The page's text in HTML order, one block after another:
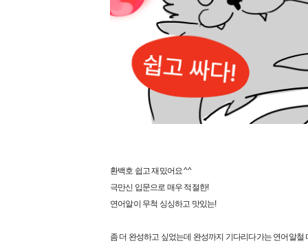
환백호 쉽고 재밌어요 ^^
극만신 입문으로 매우 적절한!
연어알이 무척 싱싱하고 맛있는!
좀 더 완성하고 싶었는데 완성까지 기다리다가는 연어알철